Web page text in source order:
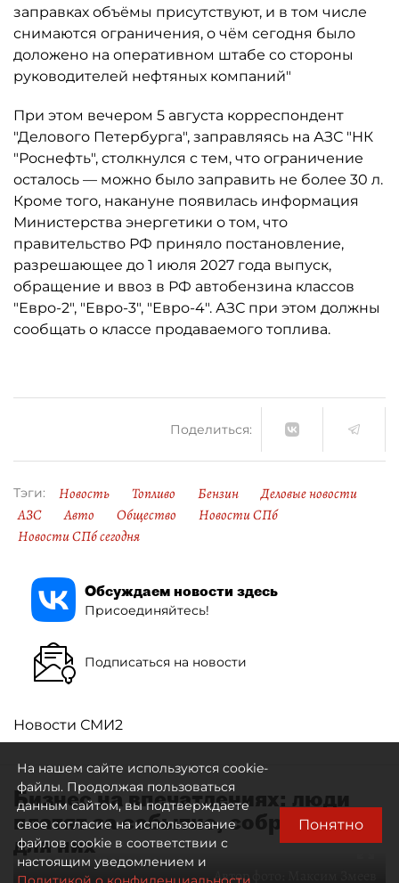
заправках объёмы присутствуют, и в том числе
снимаются ограничения, о чём сегодня было
доложено на оперативном штабе со стороны
руководителей нефтяных компаний"
При этом вечером 5 августа корреспондент
"Делового Петербурга", заправляясь на АЗС "НК
"Роснефть", столкнулся с тем, что ограничение
осталось ­— можно было заправить не более 30 л.
Кроме того, накануне появилась информация
Министерства энергетики о том, что
правительство РФ приняло постановление,
разрешающее до 1 июля 2027 года выпуск,
обращение и ввоз в РФ автобензина классов
"Евро-2", "Евро-3", "Евро-4". АЗС при этом должны
сообщать о классе продаваемого топлива.
Поделиться:
Тэги: Новость Топливо Бензин
Деловые новости
АЗС
Авто Общество
Новости СПб
Новости СПб сегодня
Обсуждаем новости здесь
Присоединяйтесь!
Подписаться на новости
Новости СМИ2
Бизнес на впечатлениях: люди
платят за событие, собранное
для них
Автор фото:
На нашем сайте используются cookie-
файлы. Продолжая пользоваться
данным сайтом, вы подтверждаете
свое согласие на использование
файлов cookie в соответствии с
настоящим уведомлением и
Понятно